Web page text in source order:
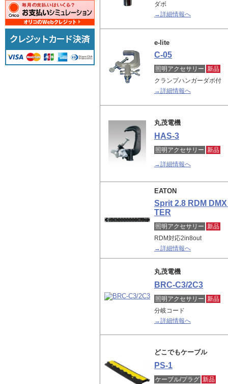
ダボ
→詳細情報へ
e-lite
C-05
照明アクセサリー 新品
クランプハンガーダボ付
→詳細情報へ
丸茂電機
HAS-3
照明アクセサリー 新品
→詳細情報へ
EATON
Sprit 2.8 RDM
TER
照明アクセサリー 新品
RDM対応2in8out
→詳細情報へ
丸茂電機
BRC-C3/2C3
照明アクセサリー 新品
分岐コード
→詳細情報へ
どこでもケーブル
PS-1
ケーブル/プラグ 新品